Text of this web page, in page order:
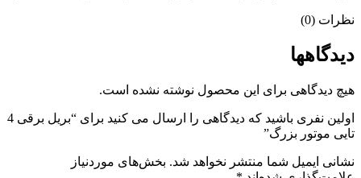
نظرات (0)
دیدگاهها
هیچ دیدگاهی برای این محصول نوشته نشده است.
اولین نفری باشید که دیدگاهی را ارسال می کنید برای “بریل برقی 4
تایی موتور بزرگ”
نشانی ایمیل شما منتشر نخواهد شد. بخش‌های موردنیاز